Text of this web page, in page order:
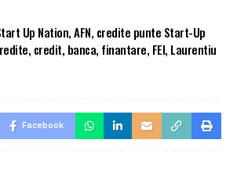
Up Nation,AFN, credite punte Start-Up
, credit, banca, finantare, FEI, Laurentiu
Facebook